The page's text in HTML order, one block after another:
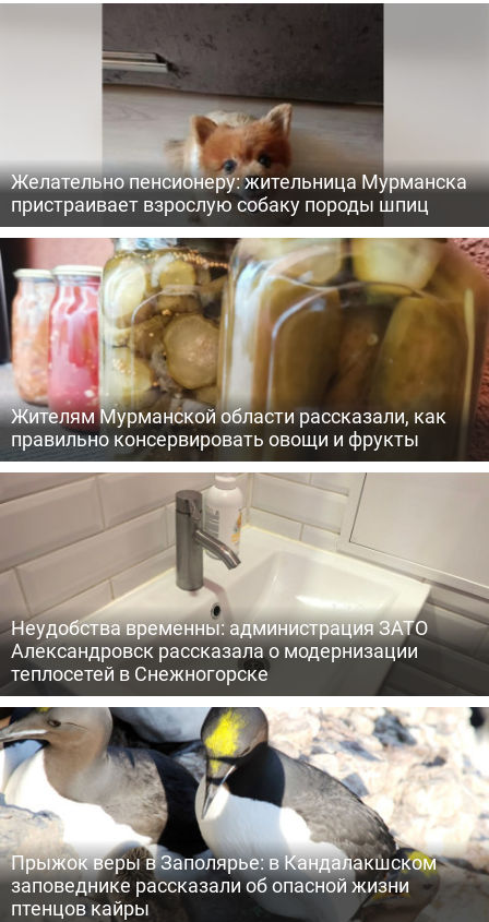
Желательно пенсионеру: жительница Мурманска
пристраивает взрослую собаку породы шпиц
Жителям Мурманской области рассказали, как
правильно консервировать овощи и фрукты
Неудобства временны: администрация ЗАТО
Александровск рассказала о модернизации
теплосетей в Снежногорске
Прыжок веры в Заполярье: в Кандалакшском
заповеднике рассказали об опасной жизни
птенцов кайры